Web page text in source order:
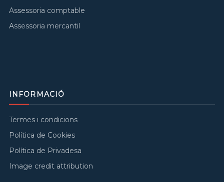
Assessoria comptable
Assessoria mercantil
INFORMACIÓ
Termes i condicions
Política de Cookies
Política de Privadesa
Image credit attribution